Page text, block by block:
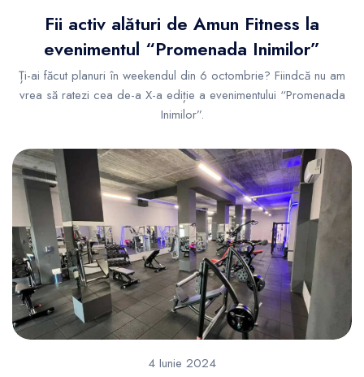
Fii activ alături de Amun Fitness la
evenimentul “Promenada Inimilor”
Ți-ai făcut planuri în weekendul din 6 octombrie? Fiindcă nu am
vrea să ratezi cea de-a X-a ediție a evenimentului “Promenada
Inimilor”.
4 Iunie 2024